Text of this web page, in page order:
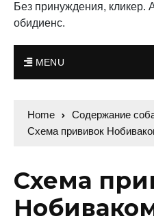
Без принуждения, кликер.
обидиенс.
MENU
Home
Содержание
Схема прививок
Схема